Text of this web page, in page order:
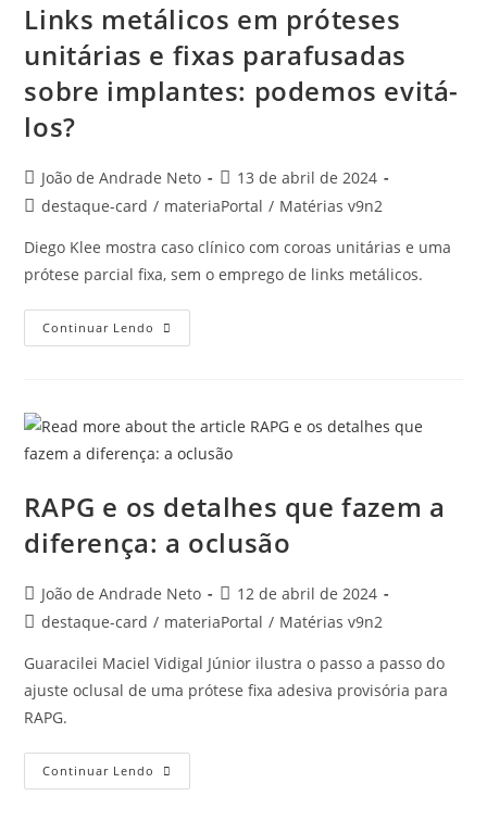
Links metálicos em próteses
unitárias e fixas parafusadas
sobre implantes: podemos evitá-
los?
João de Andrade Neto
13 de abril de 2024
destaque-card / materiaPortal / Matérias v9n2
Diego Klee mostra caso clínico com coroas unitárias e uma
prótese parcial fixa, sem o emprego de links metálicos.
Continuar Lendo
RAPG e os detalhes que fazem a
diferença: a oclusão
João de Andrade Neto
12 de abril de 2024
destaque-card / materiaPortal / Matérias v9n2
Guaracilei Maciel Vidigal Júnior ilustra o passo a passo do
ajuste oclusal de uma prótese fixa adesiva provisória para
RAPG.
Continuar Lendo